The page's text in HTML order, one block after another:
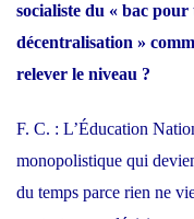
socialiste du « bac
décentralisation »
relever le niveau ?
F. C. : L’Éducation
monopolistique qui
du temps parce rien ne